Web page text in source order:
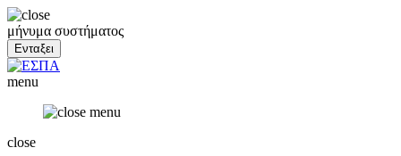
μήνυμα συστήματος
menu
close